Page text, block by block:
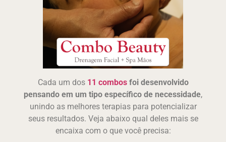
Cada um dos 11 combosfoi desenvolvido
pensando em um tipo específico de necessidade,
unindo as melhores terapias para potencializar
seus resultados. Veja abaixo qual deles mais se
encaixa com o que você precisa: